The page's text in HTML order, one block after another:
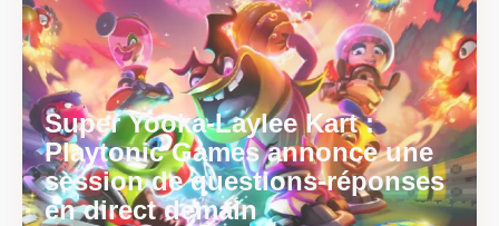
Super Yooka-Laylee Kart :
Playtonic Games annonce une
session de questions-réponses
en direct demain